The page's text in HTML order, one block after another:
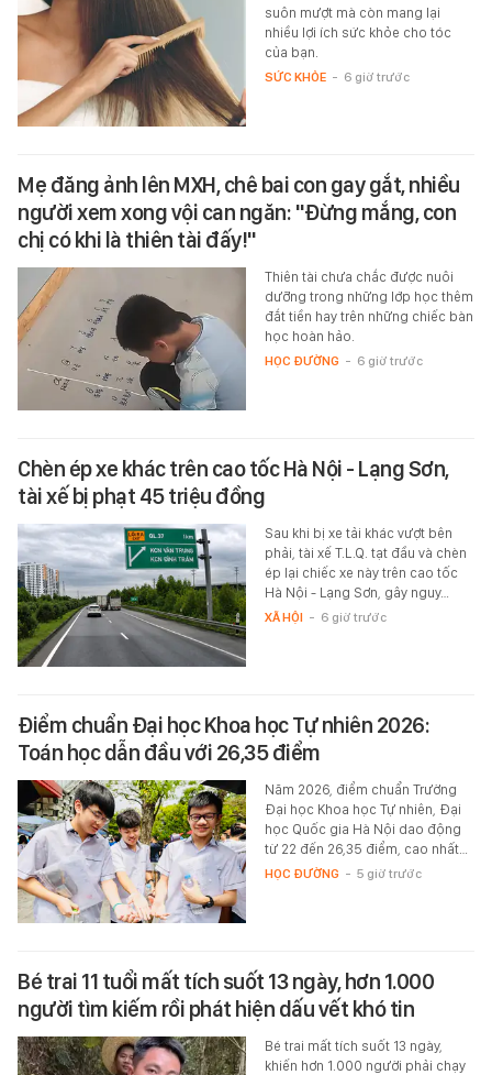
suôn mượt mà còn mang lại
nhiều lợi ích sức khỏe cho tóc
của bạn.
SỨC KHỎE - 6 giờ trước
Mẹ đăng ảnh lên MXH, chê bai con gay gắt, nhiều
người xem xong vội can ngăn: "Đừng mắng, con
chị có khi là thiên tài đấy!"
Thiên tài chưa chắc được nuôi
dưỡng trong những lớp học thêm
đắt tiền hay trên những chiếc bàn
học hoàn hảo.
HỌC ĐƯỜNG - 6 giờ trước
Chèn ép xe khác trên cao tốc Hà Nội - Lạng Sơn,
tài xế bị phạt 45 triệu đồng
Sau khi bị xe tải khác vượt bên
phải, tài xế T.L.Q. tạt đầu và chèn
ép lại chiếc xe này trên cao tốc
Hà Nội - Lạng Sơn, gây nguy…
XÃ HỘI - 6 giờ trước
Điểm chuẩn Đại học Khoa học Tự nhiên 2026:
Toán học dẫn đầu với 26,35 điểm
Năm 2026, điểm chuẩn Trường
Đại học Khoa học Tự nhiên, Đại
học Quốc gia Hà Nội dao động
từ 22 đến 26,35 điểm, cao nhất…
HỌC ĐƯỜNG - 5 giờ trước
Bé trai 11 tuổi mất tích suốt 13 ngày, hơn 1.000
người tìm kiếm rồi phát hiện dấu vết khó tin
Bé trai mất tích suốt 13 ngày,
khiến hơn 1.000 người phải chạy